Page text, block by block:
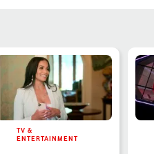
TV &
ENTERTAINMENT